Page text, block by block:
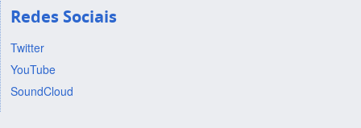
Redes Sociais
Twitter
YouTube
SoundCloud